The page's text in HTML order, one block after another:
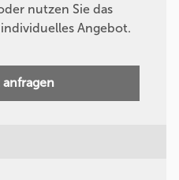
nutzen Sie das
Angebot.